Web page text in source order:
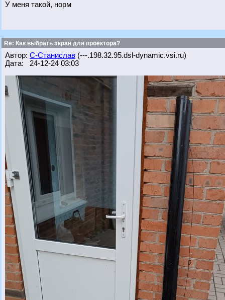
У меня такой, норм
Re: Как выбрать экран для проектора?
Автор: С-Станислав (---.198.32.95.dsl-dynamic.vsi.ru)
Дата: 24-12-24 03:03